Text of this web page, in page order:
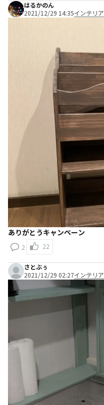
はるかのん
2021/12/29 14:35インテリア
ありがとうキャンペーン
2 22
さとぶぅ
2021/12/29 02:27インテリア